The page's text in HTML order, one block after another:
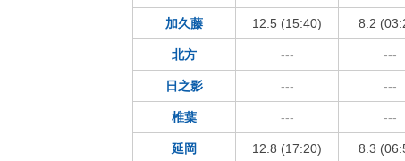
加久藤 12.5 (15:40) 8.2
北方 --- ---
日之影 --- ---
椎葉 --- ---
延岡 12.8 (17:20) 8.3